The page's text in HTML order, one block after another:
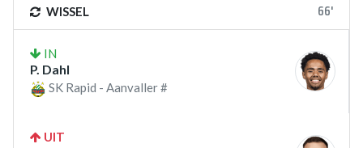
WISSEL 66'
IN
P. Dahl
SK Rapid - Aanvaller #
UIT